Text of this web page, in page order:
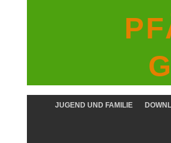
JUGEND UND FAMILIE